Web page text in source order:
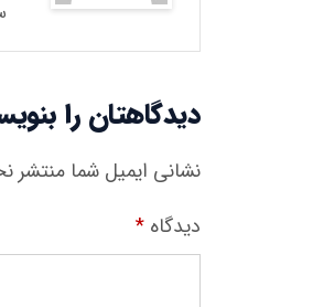
دیدگاهتان را
نشانی ایمیل شما منتشر
دیدگاه *